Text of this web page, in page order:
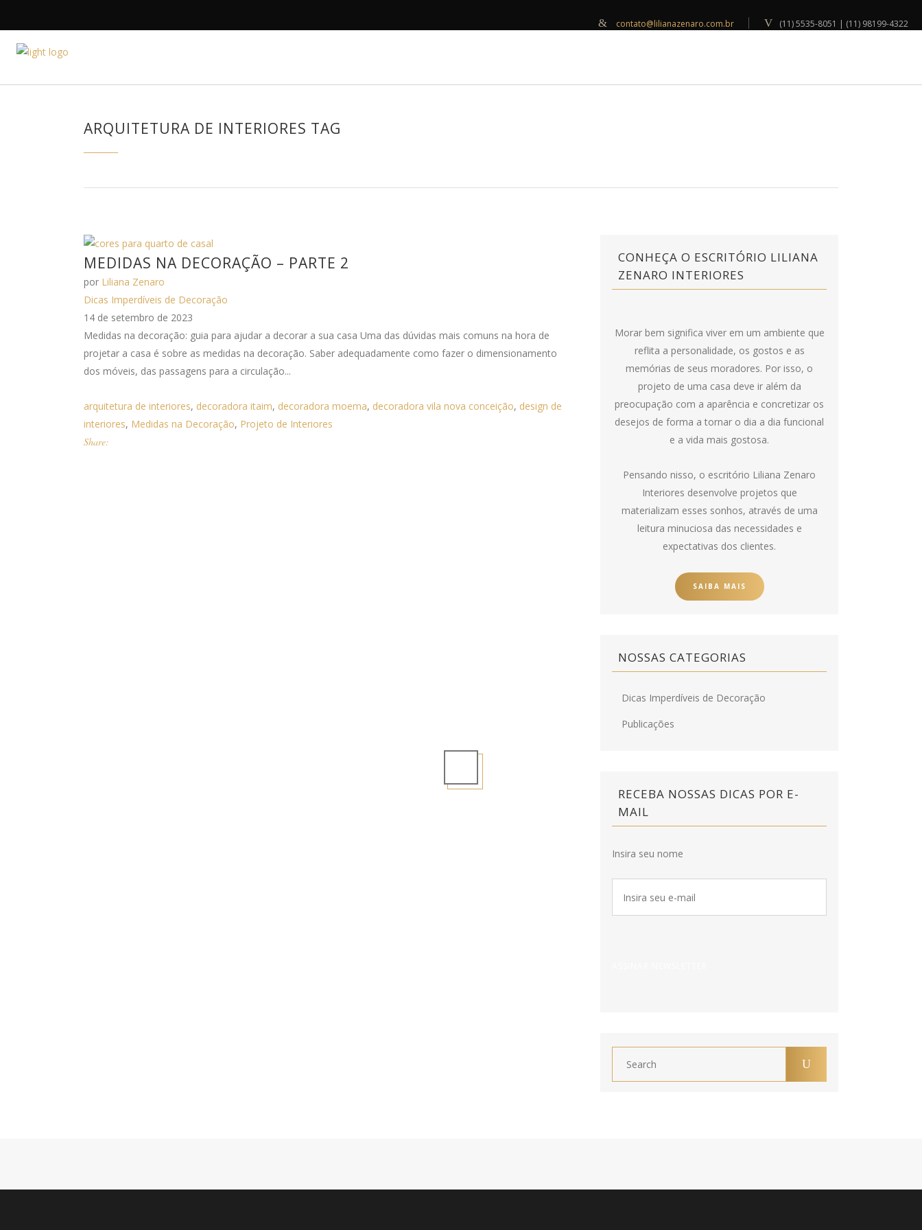
contato@lilianazenaro.com.br (11) 5535-8051 | (11) 98199-4322
ARQUITETURA DE INTERIORES TAG
MEDIDAS NA DECORAÇÃO – PARTE 2
por Liliana Zenaro
Dicas Imperdíveis de Decoração
14 de setembro de 2023
Medidas na decoração: guia para ajudar a decorar a sua casa Uma das dúvidas mais comuns na hora de
projetar a casa é sobre as medidas na decoração. Saber adequadamente como fazer o dimensionamento
dos móveis, das passagens para a circulação...
arquitetura de interiores, decoradora itaim, decoradora moema, decoradora vila nova conceição, design de
interiores, Medidas na Decoração, Projeto de Interiores
Share:
CONHEÇA O ESCRITÓRIO LILIANA
ZENARO INTERIORES
Morar bem significa viver em um ambiente que
reflita a personalidade, os gostos e as
memórias de seus moradores. Por isso, o
projeto de uma casa deve ir além da
preocupação com a aparência e concretizar os
desejos de forma a tornar o dia a dia funcional
e a vida mais gostosa.
Pensando nisso, o escritório Liliana Zenaro
Interiores desenvolve projetos que
materializam esses sonhos, através de uma
leitura minuciosa das necessidades e
expectativas dos clientes.
SAIBA MAIS
NOSSAS CATEGORIAS
Dicas Imperdíveis de Decoração
Publicações
RECEBA NOSSAS DICAS POR E-
MAIL